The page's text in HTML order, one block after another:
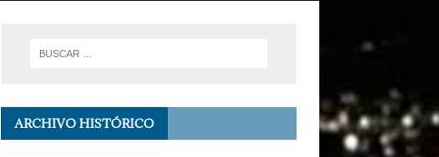
ARCHIVO HISTÓRICO